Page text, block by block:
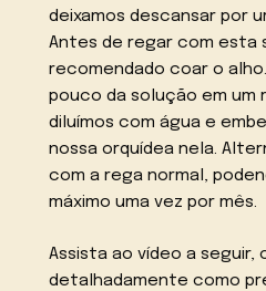
deixamos descansar por
Antes de regar com esta
recomendado coar o
pouco da solução em um
diluímos com água e
nossa orquídea nela.
com a rega normal,
máximo uma vez por mês.
Assista ao vídeo a seguir,
detalhadamente como